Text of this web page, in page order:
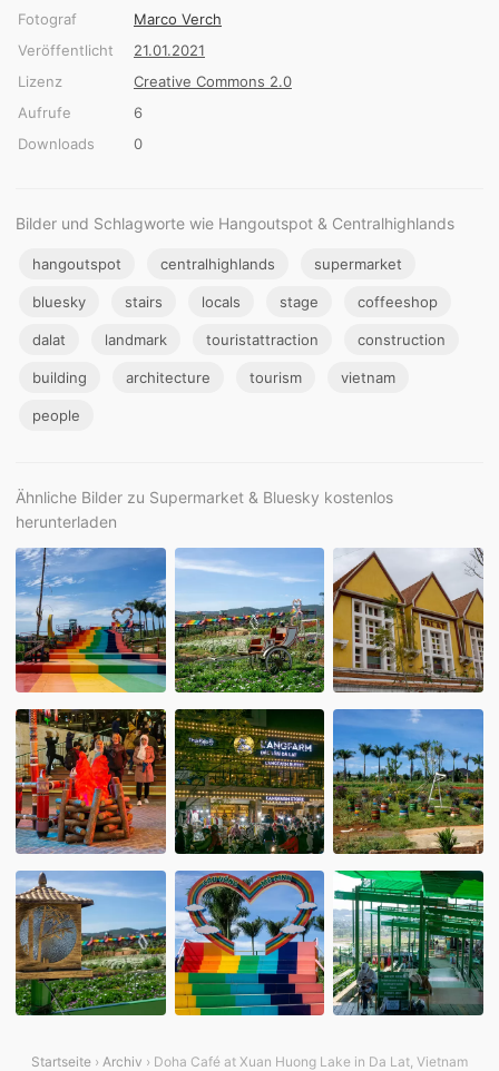
Fotograf
Marco Verch
Veröffentlicht
21.01.2021
Lizenz
Creative Commons 2.0
Aufrufe
6
Downloads
0
Bilder und Schlagworte wie Hangoutspot & Centralhighlands
hangoutspot centralhighlands supermarket
bluesky stairs locals stage coffeeshop
dalat landmark touristattraction construction
building architecture tourism vietnam
people
Ähnliche Bilder zu Supermarket & Bluesky kostenlos
herunterladen
Startseite › Archiv › Doha Café at Xuan Huong Lake in Da Lat, Vietnam